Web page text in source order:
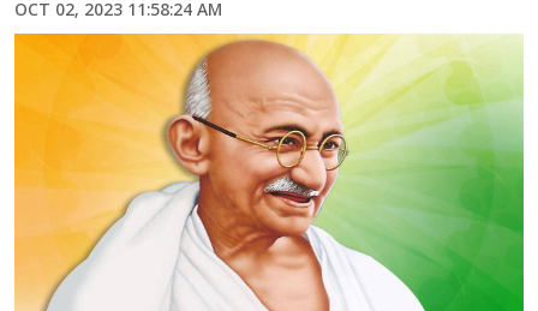
OCT 02, 2023 11:58:24 AM